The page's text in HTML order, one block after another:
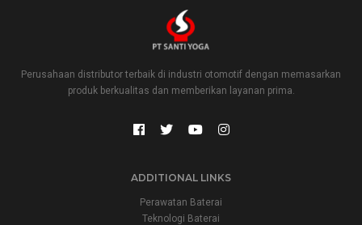
Perusahaan distributor terbaik di industri otomotif dengan memasarkan
produk berkualitas dan memberikan layanan prima.
ADDITIONAL LINKS
Perawatan Baterai
Teknologi Baterai